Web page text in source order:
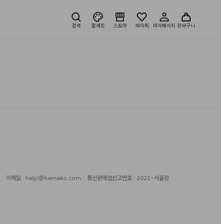
검색 팔레트 스토어 마이픽 마이페이지 장바구니
이메일 : help@hemeko.com
통신판매업신고번호 : 2022-서울강